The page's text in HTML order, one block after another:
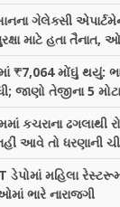
ગેલેક્સી
માટે હતા તૈનાત,
₹7,064 મોંઘું થયું:
જાણો તેજીના 5
કચરાના ઢગલાથી
આવે તો ધરણાની
મહિલા
ભારે નારાજગી